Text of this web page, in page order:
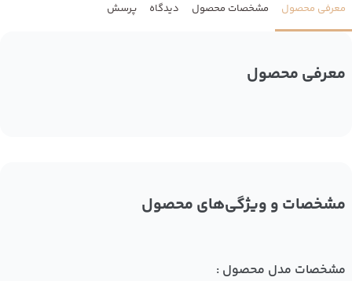
معرفی محصول مشخصات محصول دیدگاه پرسش
معرفی محصول
مشخصات و ویژگی‌های محصول
مشخصات مدل محصول :